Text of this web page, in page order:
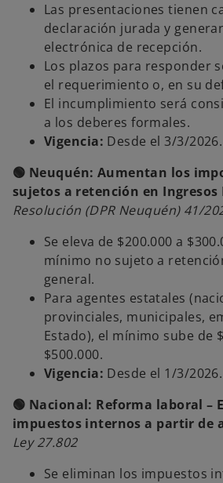
Las presentaciones tienen
declaración jurada y
electrónica de recepción.
Los plazos para responder
el requerimiento o, en su
El incumplimiento será
a los deberes formales.
Vigencia: Desde el 3/3/2026.
🟢 Neuquén: Aumentan los
sujetos a retención en Ingresos
Resolución (DPR Neuquén) 41/
Se eleva de $200.000 a
mínimo no sujeto a
general.
Para agentes estatales
provinciales, municipales,
Estado), el mínimo sube de
$500.000.
Vigencia: Desde el 1/3/2026.
🟢 Nacional: Reforma laboral –
impuestos internos a partir de
Ley 27.802
Se eliminan los impuestos